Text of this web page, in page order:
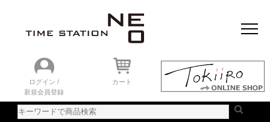
ログイン /
新規会員登録
カート
おすすめアイテム
ニュース＆トピック
時計を探す
ランキング
ご利用ガイド